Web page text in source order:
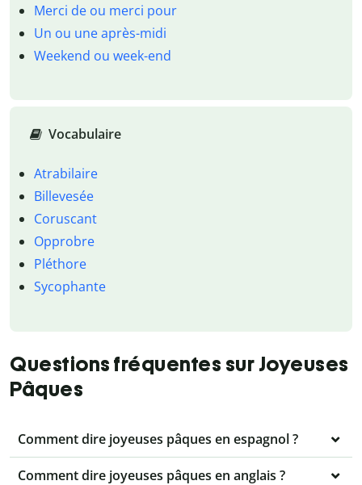
Merci de ou merci pour
Un ou une après-midi
Weekend ou week-end
Vocabulaire
Atrabilaire
Billevesée
Coruscant
Opprobre
Pléthore
Sycophante
Questions fréquentes sur Joyeuses
Pâques
Comment dire joyeuses pâques en espagnol ?
Comment dire joyeuses pâques en anglais ?